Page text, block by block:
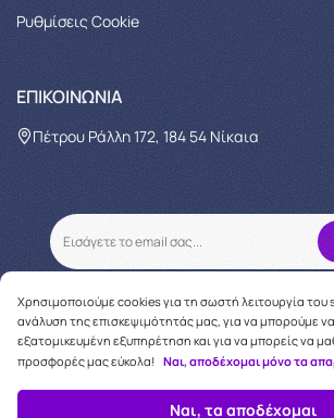
Ρυθμίσεις Cookie
ΕΠΙΚΟΙΝΩΝΊΑ
Πέτρου Ράλλη 172, 184 54 Νίκαια
Χρησιμοποιούμε cookies για τη σωστή λειτουργία του
ανάλυση της επισκεψιμότητάς μας, για να μπορούμε
εξατομικευμένη εξυπηρέτηση και για να μπορείς να
προσφορές μας εύκολα! Ναι, αποδέχομαι μόνο τα
Ναι, τα αποδέχομαι